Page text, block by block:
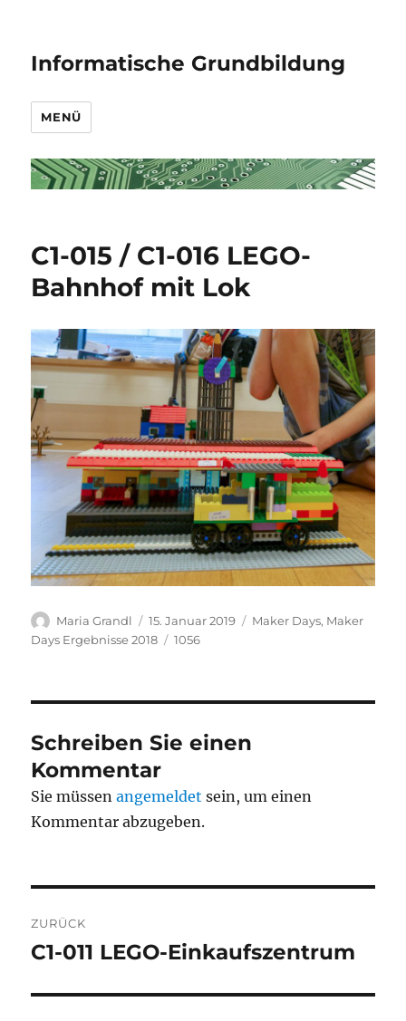
Informatische Grundbildung
MENÜ
C1-015 / C1-016 LEGO-
Bahnhof mit Lok
Autor
Maria Grandl
Veröffentlicht
am
15. Januar 2019 Kategorien
Maker Days, Maker
Days Ergebnisse 2018
Schlagwörter
1056
Schreiben Sie einen
Kommentar
Sie müssenangemeldet sein, um einen
Kommentar abzugeben.
ZURÜCK
Vorheriger
C1-011 LEGO-Einkaufszentrum